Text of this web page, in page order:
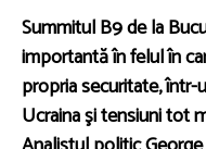
Summitul B9 de la
importantă în felul în
propria securitate,
Ucraina şi tensiuni tot